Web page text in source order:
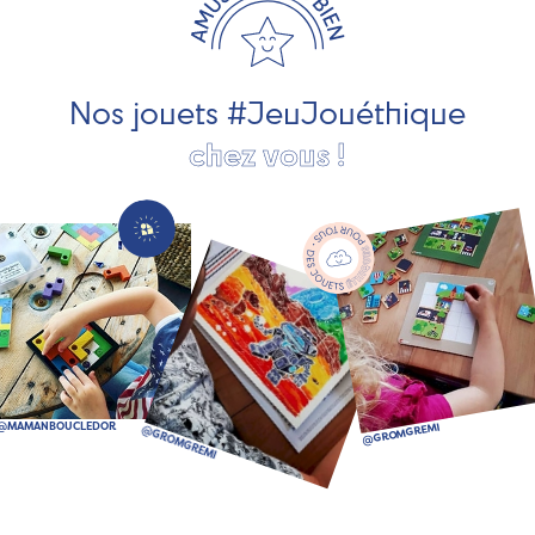
pour les jeunes enfants, des jeux d'éveil, des jeux de
société, des jouets d'imitation, des jeux de plein air, ... et
Nos jouets #JeuJouéthique
chez vous !